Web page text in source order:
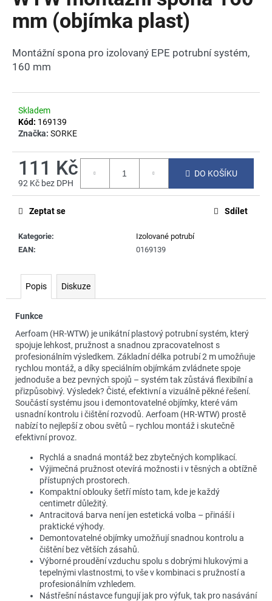
hvězdiček.
mm (objímka plast)
Montážní spona pro izolovaný EPE potrubní systém,
160 mm
Skladem
Kód: 169139
Značka: SORKE
111 Kč
92 Kč bez DPH
Měrná
DO KOŠÍKU
Kategorie:
Izolované potrubí
EAN: 0169139
Zeptat se Sdílet
Popis Diskuze
Funkce
Aerfoam (HR-WTW) je unikátní plastový potrubní systém, který
spojuje lehkost, pružnost a snadnou zpracovatelnost s
profesionálním výsledkem. Základní délka potrubí 2 m umožňuje
rychlou montáž, a díky speciálním objímkám zvládnete spoje
jednoduše a bez pevných spojů – systém tak zůstává flexibilní a
přizpůsobivý. Výsledek? Čisté, efektivní a vizuálně pěkné řešení.
Součástí systému jsou i demontovatelné objímky, které vám
usnadní kontrolu i čištění rozvodů. Aerfoam (HR-WTW) prostě
nabízí to nejlepší z obou světů – rychlou montáž i skutečně
efektivní provoz.
Rychlá a snadná montáž bez zbytečných komplikací.
Výjimečná pružnost otevírá možnosti i v těsných a obtížně
přístupných prostorech.
Kompaktní oblouky šetří místo tam, kde je každý
centimetr důležitý.
Antracitová barva není jen estetická volba – přináší i
praktické výhody.
Demontovatelné objímky umožňují snadnou kontrolu a
čištění bez větších zásahů.
Výborné proudění vzduchu spolu s dobrými hlukovými a
tepelnými vlastnostmi, to vše v kombinaci s pružností a
profesionálním vzhledem.
Nástřešní nástavce fungují jak pro výfuk, tak pro nasávání
a
j
í
t
D
o
j
e
m
e